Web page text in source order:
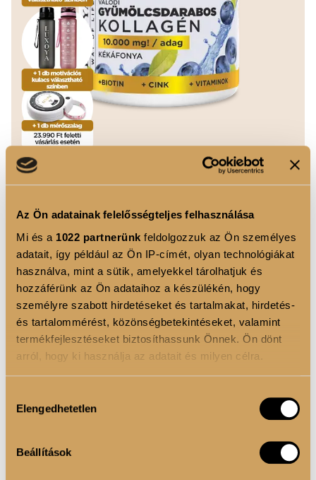
Az Ön adatainak felelősségteljes felhasználása
Mi és a 1022 partnerünk feldolgozzuk az Ön személyes
adatait, így például az Ön IP-címét, olyan technológiákat
használva, mint a sütik, amelyekkel tárolhatjuk és
hozzáférünk az Ön adataihoz a készülékén, hogy
személyre szabott hirdetéseket és tartalmakat, hirdetés-
és tartalommérést, közönségbetekintéseket, valamint
termékfejlesztéseket biztosíthassunk Önnek. Ön dönt
arról, hogy ki használja az adatait és milyen célra.
Információgyűjtés az Ön földrajzi elhelyezkedéséről
Az Ön készülékén beazonosítása annak konkrét
tulajdonságainak (ujjlenyomat) aktív ellenőrzésével
kiválasztása
Elengedhetetlen
Beállítások
Valódi Gyümölcsdarabos Kollagén - 300g -
Kékáfonya
9 990 Ft
Kiemelkedően magas, adagonként 10.000 mg kollagén
tartalommal. Lioflizált kékáfonyával, a gyümölcsös
frissességért....Tovább
KOSÁRBA